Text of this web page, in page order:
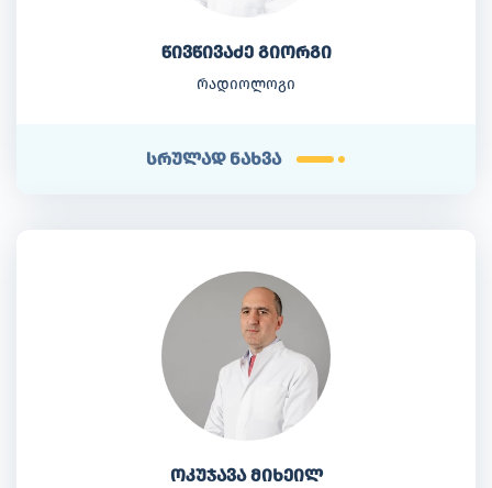
წივწივაძე გიორგი
რადიოლოგი
სრულად ნახვა
ოკუჯავა მიხეილ